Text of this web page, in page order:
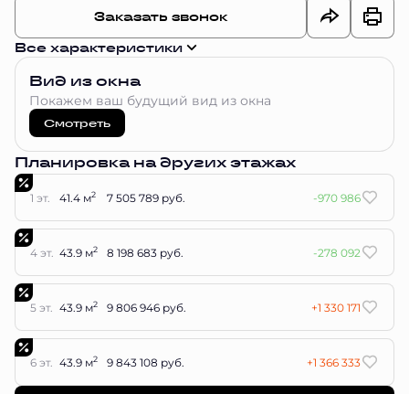
Заказать звонок
Все характеристики
Вид из окна
Покажем ваш будущий вид из окна
Смотреть
Планировка на других этажах
1 эт. 41.4 м2 7 505 789 руб. -970 986
4 эт. 43.9 м2 8 198 683 руб. -278 092
5 эт. 43.9 м2 9 806 946 руб. +1 330 171
6 эт. 43.9 м2 9 843 108 руб. +1 366 333